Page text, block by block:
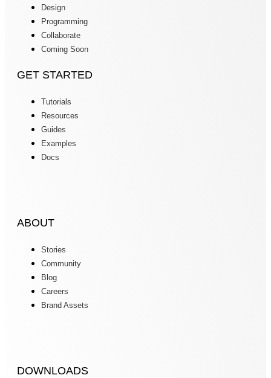
Design
Programming
Collaborate
Coming Soon
GET STARTED
Tutorials
Resources
Guides
Examples
Docs
ABOUT
Stories
Community
Blog
Careers
Brand Assets
DOWNLOADS